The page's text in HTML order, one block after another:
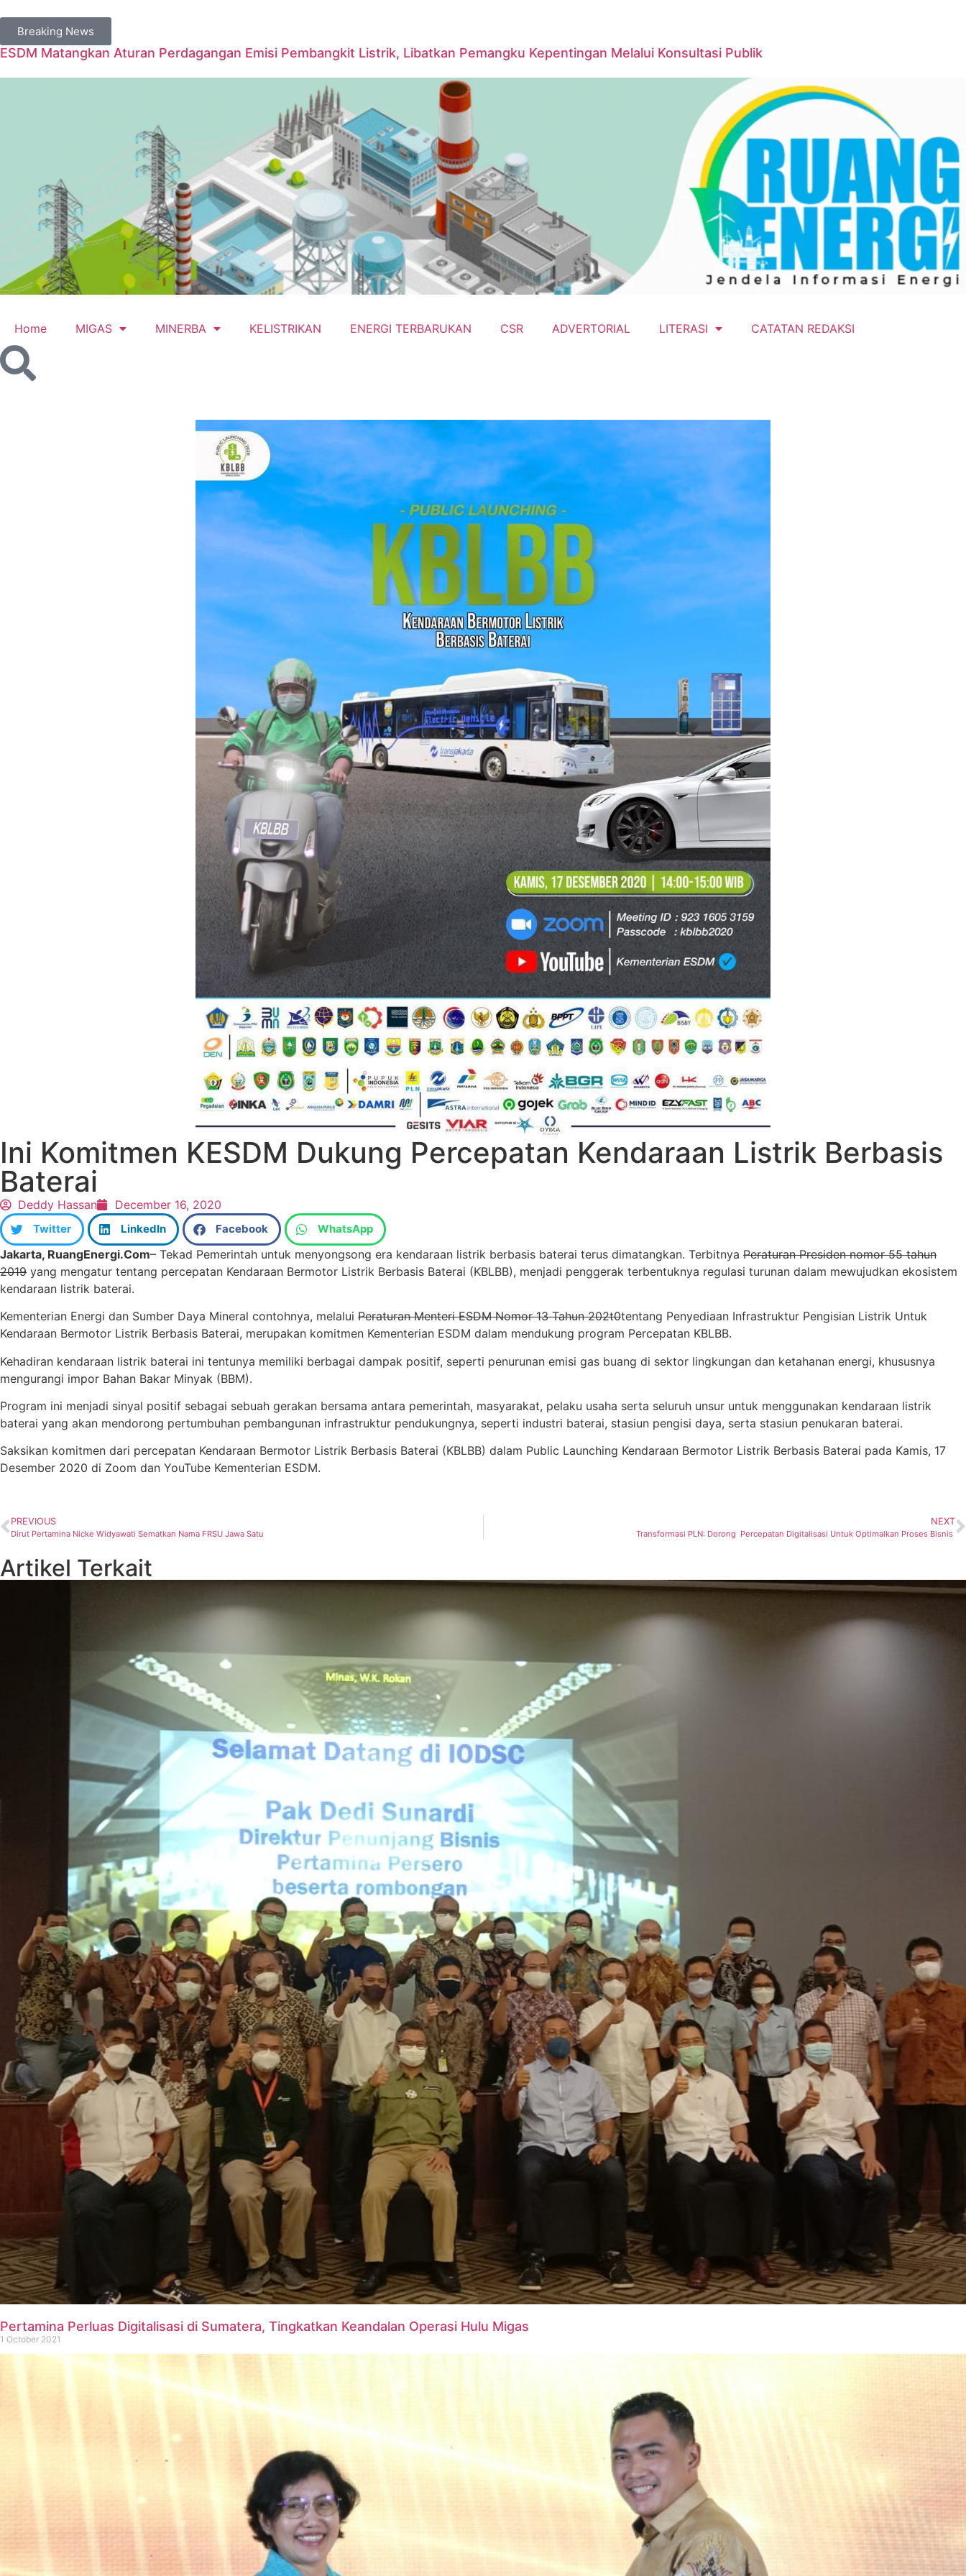
Breaking News
ESDM Matangkan Aturan Perdagangan Emisi Pembangkit Listrik, Libatkan Pemangku Kepentingan Melalui Konsultasi Publik
Home MIGAS MINERBA KELISTRIKAN ENERGI TERBARUKAN CSR ADVERTORIAL LITERASI CATATAN REDAKSI
Ini Komitmen KESDM Dukung Percepatan Kendaraan Listrik Berbasis
Baterai
Deddy Hassan December 16, 2020
Twitter LinkedIn Facebook WhatsApp
Jakarta, RuangEnergi.Com– Tekad Pemerintah untuk menyongsong era kendaraan listrik berbasis baterai terus dimatangkan. Terbitnya Peraturan Presiden nomor 55 tahun
2019 yang mengatur tentang percepatan Kendaraan Bermotor Listrik Berbasis Baterai (KBLBB), menjadi penggerak terbentuknya regulasi turunan dalam mewujudkan ekosistem
kendaraan listrik baterai.
Kementerian Energi dan Sumber Daya Mineral contohnya, melalui Peraturan Menteri ESDM Nomor 13 Tahun 202t0tentang Penyediaan Infrastruktur Pengisian Listrik Untuk
Kendaraan Bermotor Listrik Berbasis Baterai, merupakan komitmen Kementerian ESDM dalam mendukung program Percepatan KBLBB.
Kehadiran kendaraan listrik baterai ini tentunya memiliki berbagai dampak positif, seperti penurunan emisi gas buang di sektor lingkungan dan ketahanan energi, khususnya
mengurangi impor Bahan Bakar Minyak (BBM).
Program ini menjadi sinyal positif sebagai sebuah gerakan bersama antara pemerintah, masyarakat, pelaku usaha serta seluruh unsur untuk menggunakan kendaraan listrik
baterai yang akan mendorong pertumbuhan pembangunan infrastruktur pendukungnya, seperti industri baterai, stasiun pengisi daya, serta stasiun penukaran baterai.
Saksikan komitmen dari percepatan Kendaraan Bermotor Listrik Berbasis Baterai (KBLBB) dalam Public Launching Kendaraan Bermotor Listrik Berbasis Baterai pada Kamis, 17
Desember 2020 di Zoom dan YouTube Kementerian ESDM.
PREVIOUS
Dirut Pertamina Nicke Widyawati Sematkan Nama FRSU Jawa Satu
NEXT
Transformasi PLN: Dorong Percepatan Digitalisasi Untuk Optimalkan Proses Bisnis
Artikel Terkait
Pertamina Perluas Digitalisasi di Sumatera, Tingkatkan Keandalan Operasi Hulu Migas
1 October 2021